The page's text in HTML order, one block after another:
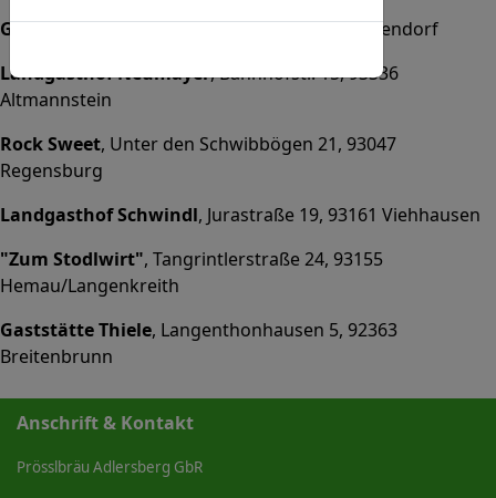
Gaststätte Mayer, Hauptstraße 4, 93186 Pettendorf
Landgasthof Neumayer, Bahnhofstr. 15, 93336
Altmannstein
Rock Sweet, Unter den Schwibbögen 21, 93047
Regensburg
Landgasthof Schwindl, Jurastraße 19, 93161 Viehhausen
"Zum Stodlwirt", Tangrintlerstraße 24, 93155
Hemau/Langenkreith
Gaststätte Thiele, Langenthonhausen 5, 92363
Breitenbrunn
Anschrift & Kontakt
Prösslbräu Adlersberg GbR